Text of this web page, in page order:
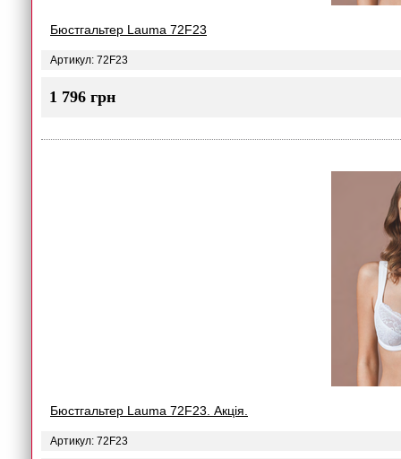
Бюстгальтер Lauma 72F23
Артикул: 72F23
1 796 грн
Бюстгальтер Lauma 72F23. Акція.
Артикул: 72F23